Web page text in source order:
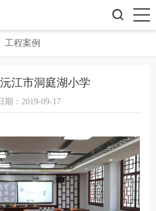

工程案例
江市洞庭湖小学
期： 2019-09-17